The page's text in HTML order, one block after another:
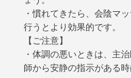
・慣れてきたら、会陰マ
行うとより効果的です。
【ご注意】
・体調の悪いときは、主
師から安静の指示がある